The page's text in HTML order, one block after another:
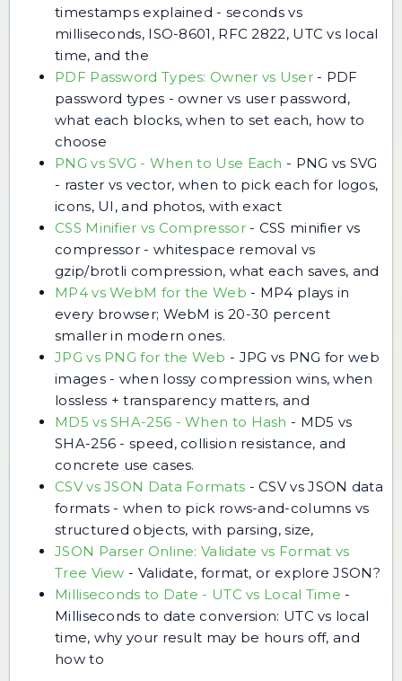
timestamps explained - seconds vs
milliseconds, ISO-8601, RFC 2822, UTC vs local
time, and the
PDF Password Types: Owner vs User- PDF
password types - owner vs user password,
what each blocks, when to set each, how to
choose
PNG vs SVG - When to Use Each - PNG vs SVG
- raster vs vector, when to pick each for logos,
icons, UI, and photos, with exact
CSS Minifier vs Compressor- CSS minifier vs
compressor - whitespace removal vs
gzip/brotli compression, what each saves, and
MP4 vs WebM for the Web - MP4 plays in
every browser; WebM is 20-30 percent
smaller in modern ones.
JPG vs PNG for the Web - JPG vs PNG for web
images - when lossy compression wins, when
lossless + transparency matters, and
MD5 vs SHA-256 - When to Hash - MD5 vs
SHA-256 - speed, collision resistance, and
concrete use cases.
CSV vs JSON Data Formats -CSV vs JSON data
formats - when to pick rows-and-columns vs
structured objects, with parsing, size,
JSON Parser Online: Validate vs Format vs
Tree View - Validate, format, or explore JSON?
Milliseconds to Date - UTC vs Local Time -
Milliseconds to date conversion: UTC vs local
time, why your result may be hours off, and
how to